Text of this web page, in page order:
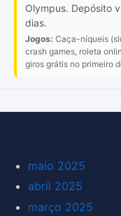
Olympus. Depósito
dias.
Jogos: Caça-níqueis
crash games, roleta
giros grátis no primeiro
maio 2025
abril 2025
março 2025